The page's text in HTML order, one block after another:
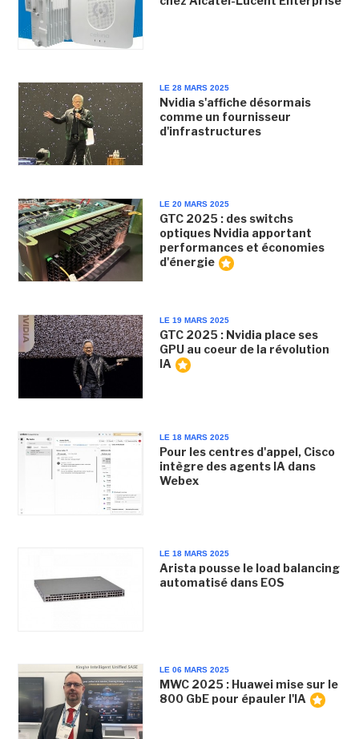
LE 28 MARS 2025
Nvidia s'affiche désormais
comme un fournisseur
d'infrastructures
LE 20 MARS 2025
GTC 2025 : des switchs
optiques Nvidia apportant
performances et économies
d'énergie
LE 19 MARS 2025
GTC 2025 : Nvidia place ses
GPU au coeur de la révolution
IA
LE 18 MARS 2025
Pour les centres d'appel, Cisco
intègre des agents IA dans
Webex
LE 18 MARS 2025
Arista pousse le load balancing
automatisé dans EOS
LE 06 MARS 2025
MWC 2025 : Huawei mise sur le
800 GbE pour épauler l'IA